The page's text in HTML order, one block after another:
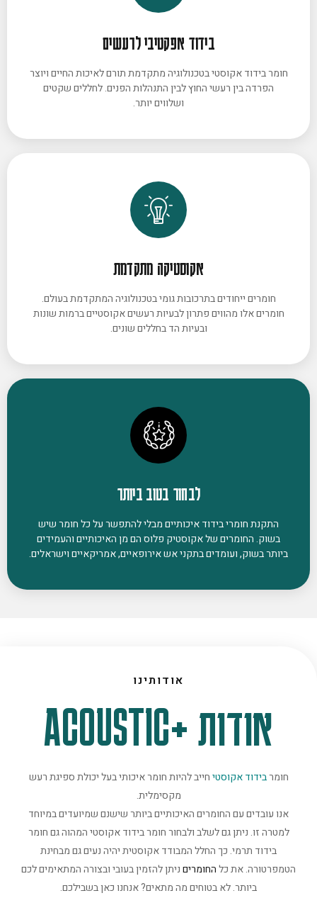
בידוד אפקטיבי לרעשים
חומר בידוד אקוסטי בטכנולוגיה מתקדמת תורם לאיכות החיים ויוצר
הפרדה בין רעשי החוץ לבין התנהלות הפנים. לחללים שקטים
ושלווים יותר.
אקוסטיקה מתקדמת
חומרים ייחודים בתרכובות גומי בטכנולוגיה המתקדמת בעולם.
חומרים אלו מהווים פתרון לבעיות רעשים אקוסטיים ברמות שונות
ובעיות הד בחללים שונים.
לבחור בטוב ביותר
התקנת חומרי בידוד איכותיים מבלי להתפשר על כל חומר שיש
בשוק. החומרים של אקוסטיק פלוס הם מן האיכותיים והעמידים
ביותר בשוק, ועומדים בתקני אש אירופאיים, אמריקאיים וישראלים.
אודותינו
אודות +ACOUSTIC
חומרבידוד אקוסטיחייב להיות חומר איכותי בעל יכולת ספיגת רעש
מקסימלית.
אנו עובדים עם החומרים האיכותיים ביותר שישנם שמיועדים במיוחד
למטרה זו. ניתן גם לשלב ולבחור חומר בידוד אקוסטי המהוה גם חומר
בידוד תרמי. כך החלל המבודד אקוסטית יהיה נעים גם מבחינת
הטמפרטורה. את כלהחומריםניתן להזמין בעובי ובצורה המתאימים לכם
ביותר. לא בטוחים מה מתאים? אנחנו כאן בשבילכם.